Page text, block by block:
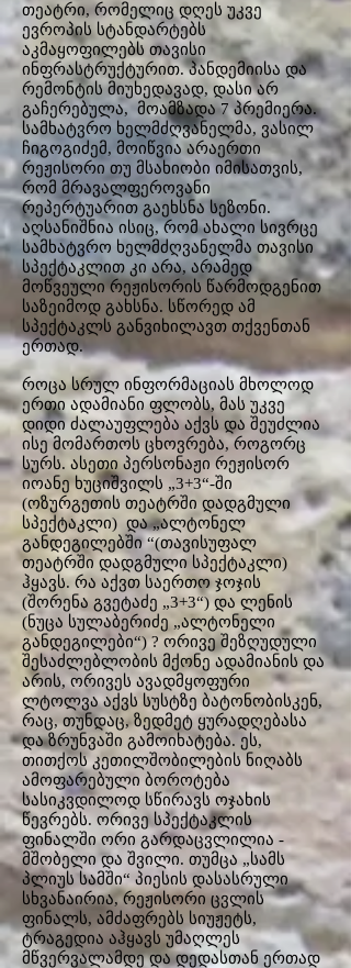
თეატრი, რომელიც დღეს უკვე
ევროპის სტანდარტებს
აკმაყოფილებს თავისი
ინფრასტრუქტურით. პანდემიისა და
რემონტის მიუხედავად, დასი არ
გაჩერებულა, მოამზადა 7 პრემიერა.
სამხატვრო ხელმძღვანელმა, ვასილ
ჩიგოგიძემ, მოიწვია არაერთი
რეჟისორი თუ მსახიობი იმისათვის,
რომ მრავალფეროვანი
რეპერტუარით გაეხსნა სეზონი.
აღსანიშნია ისიც, რომ ახალი სივრცე
სამხატვრო ხელმძღვანელმა თავისი
სპექტაკლით კი არა, არამედ
მოწვეული რეჟისორის წარმოდგენით
საზეიმოდ გახსნა. სწორედ ამ
სპექტაკლს განვიხილავთ თქვენთან
ერთად.
როცა სრულ ინფორმაციას მხოლოდ
ერთი ადამიანი ფლობს, მას უკვე
დიდი ძალაუფლება აქვს და შეუძლია
ისე მომართოს ცხოვრება, როგორც
სურს. ასეთი პერსონაჟი რეჟისორ
იოანე ხუციშვილს „3+3“-ში
(ოზურგეთის თეატრში დადგმული
სპექტაკლი) და „ალტონელ
განდეგილებში “(თავისუფალ
თეატრში დადგმული სპექტაკლი)
ჰყავს. რა აქვთ საერთო ჯოჯის
(შორენა გვეტაძე „3+3“) და ლენის
(ნუცა სულაბერიძე „ალტონელი
განდეგილები“) ? ორივე შეზღუდული
შესაძლებლობის მქონე ადამიანის და
არის, ორივეს ავადმყოფური
ლტოლვა აქვს სუსტზე ბატონობისკენ,
რაც, თუნდაც, ზედმეტ ყურადღებასა
და ზრუნვაში გამოიხატება. ეს,
თითქოს კეთილშობილების ნიღაბს
ამოფარებული ბოროტება
სასიკვდილოდ სწირავს ოჯახის
წევრებს. ორივე სპექტაკლის
ფინალში ორი გარდაცვლილია -
მშობელი და შვილი. თუმცა „სამს
პლიუს სამში“ პიესის დასასრული
სხვანაირია, რეჟისორი ცვლის
ფინალს, ამძაფრებს სიუჟეტს,
ტრაგედია აჰყავს უმაღლეს
მწვერვალამდე და დედასთან ერთად